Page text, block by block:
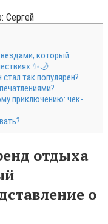
Сергей
который
✨🌙
так популярен?
приключению: чек-
отдыха
о